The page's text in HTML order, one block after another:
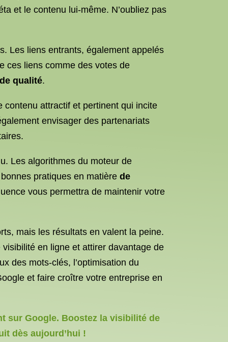
et le contenu lui-même. N’oubliez pas
Les liens entrants, également appelés
ces liens comme des votes de
qualité.
attractif et pertinent qui incite
envisager des partenariats
Les algorithmes du moteur de
pratiques en matière de
vous permettra de maintenir votre
mais les résultats en valent la peine.
en ligne et attirer davantage de
des mots-clés, l’optimisation du
et faire croître votre entreprise en
sur Google. Boostez la visibilité de
dès aujourd’hui !